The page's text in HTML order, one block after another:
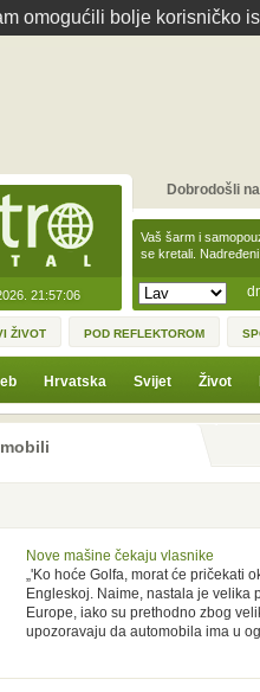
omogućili bolje korisničko
21:57:06
Vaš šarm i
se kretali.
Dobrodošli
ŽIVOT POD REFLEKTOROM
Hrvatska Svijet Život
Nove mašine čekaju vlasnike
„'Ko hoće Golfa, morat će pričekati
Engleskoj. Naime, nastala je
Europe, iako su prethodno zbog
upozoravaju da automobila ima u